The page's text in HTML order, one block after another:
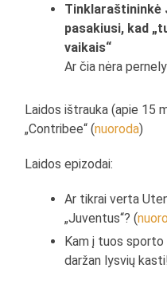
Tinklaraštininkė
pasakiusi, kad
vaikais“
Ar čia nėra
Laidos ištrauka (apie 15
„Contribee“ (nuoroda)
Laidos epizodai:
Ar tikrai verta
„Juventus“? (
Kam į tuos sporto
daržan lysvių